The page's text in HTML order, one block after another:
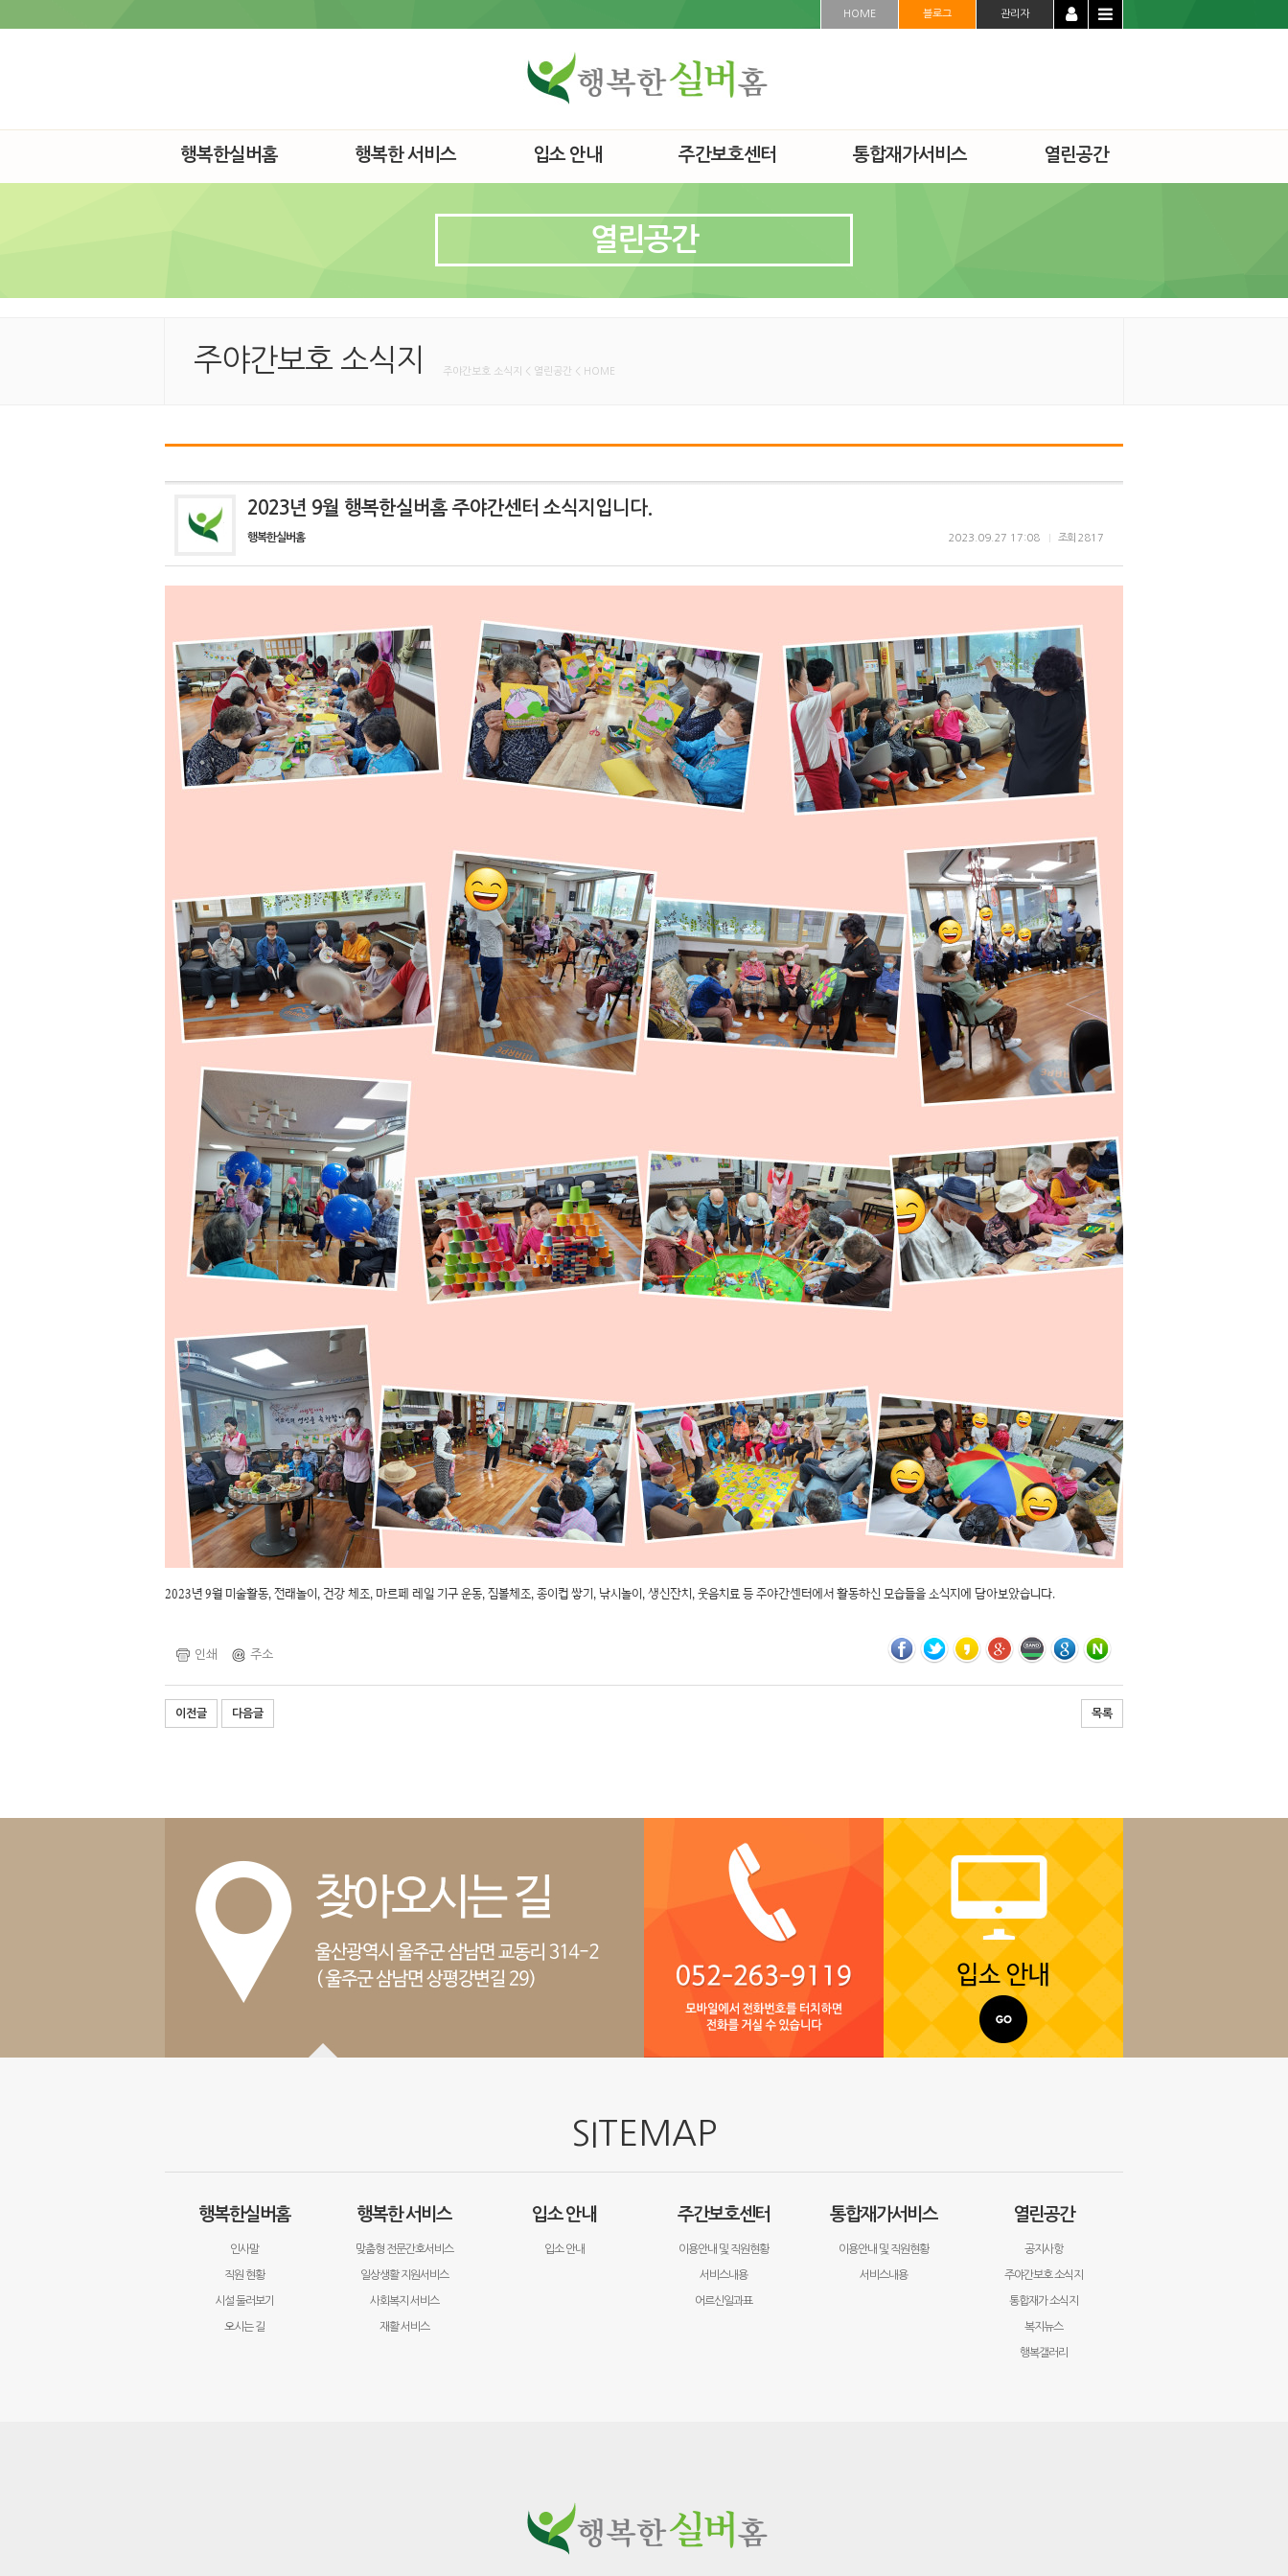
HOME 블로그 관리자
행복한실버홈 행복한 서비스 입소 안내 주간보호센터 통합재가서비스 열린공간
열린공간
주야간보호 소식지 주야간보호 소식지 < 열린공간 < HOME
2023년 9월 행복한실버홈 주야간센터 소식지입니다.
행복한실버홈 조회 2817
2023.09.27 17:08
2023년 9월 미술활동, 전래놀이, 건강 체조, 마르페 레일 기구 운동, 짐볼체조, 종이컵 쌓기, 낚시놀이, 생신잔치, 웃음치료 등 주야간센터에서 활동하신 모습들을 소식지에 담아보았습니다.
인쇄 주소
이전글 다음글 목록
SITEMAP
행복한실버홈
인사말
직원 현황
시설 둘러보기
오시는 길
행복한 서비스
맞춤형 전문간호서비스
일상생활 지원서비스
사회복지 서비스
재활 서비스
입소 안내
입소 안내
주간보호센터
이용안내 및 직원현황
서비스내용
어르신일과표
통합재가서비스
이용안내 및 직원현황
서비스내용
열린공간
공지사항
주야간보호 소식지
통합재가 소식지
복지뉴스
행복갤러리